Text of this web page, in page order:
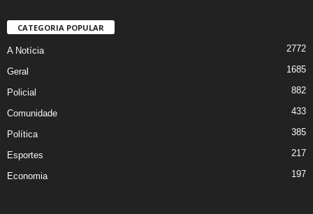
CATEGORIA POPULAR
A Notícia 2772
Geral 1685
Policial 882
Comunidade 433
Política 385
Esportes 217
Economia 197